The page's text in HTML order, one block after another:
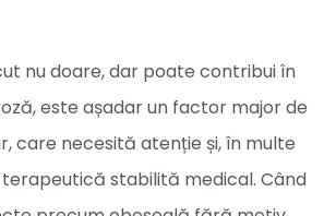
nu doare, dar poate contribui în
este așadar un factor major de
care necesită atenție și, în multe
stabilită medical. Când